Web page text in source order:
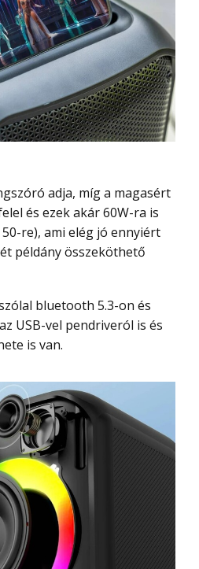
és ezek akár 60W-ra is
re), ami elég jó ennyiért
példány összeköthető
USB-vel pendriveról is és
is van.